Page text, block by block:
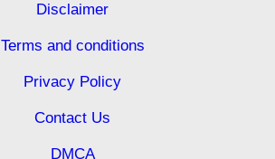
Disclaimer
Terms and conditions
Privacy Policy
Contact Us
DMCA